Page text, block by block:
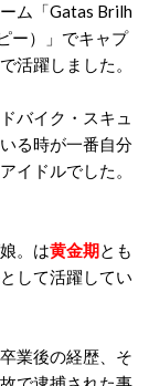
ム「Gatas Brilh
ー）」でキャプ
で活躍しました。
バイク・スキュ
る時が一番自分
イドルでした。
。は黄金期とも
して活躍してい
業後の経歴、そ